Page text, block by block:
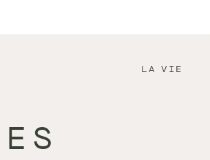
LA VIE